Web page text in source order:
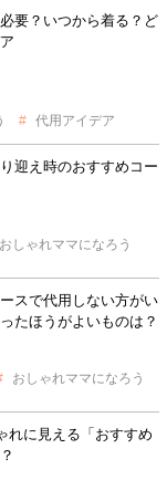
要？いつから着る？ど
代用アイデア
迎え時のおすすめコー
おしゃれママになろう
スで代用しない方がい
たほうがよいものは？
おしゃれママになろう
れに見える「おすすめ